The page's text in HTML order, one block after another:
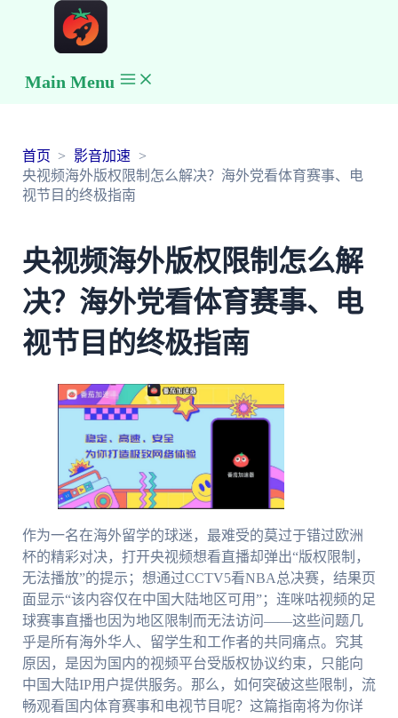
Main Menu
首页
影音加速
央视频海外版权限制怎么解决？海外党看体育赛事、电
视节目的终极指南
央视频海外版权限制怎么解
决？海外党看体育赛事、电
视节目的终极指南
作为一名在海外留学的球迷，最难受的莫过于错过欧洲
杯的精彩对决，打开央视频想看直播却弹出“版权限制，
无法播放”的提示；想通过CCTV5看NBA总决赛，结果页
面显示“该内容仅在中国大陆地区可用”；连咪咕视频的足
球赛事直播也因为地区限制而无法访问——这些问题几
乎是所有海外华人、留学生和工作者的共同痛点。究其
原因，是因为国内的视频平台受版权协议约束，只能向
中国大陆IP用户提供服务。那么，如何突破这些限制，流
畅观看国内体育赛事和电视节目呢？这篇指南将为你详